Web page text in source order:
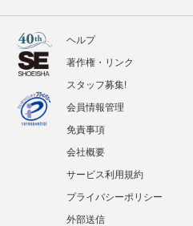
ヘルプ
著作権・リンク
スタッフ募集!
会員情報管理
免責事項
会社概要
サービス利用規約
プライバシーポリシー
外部送信